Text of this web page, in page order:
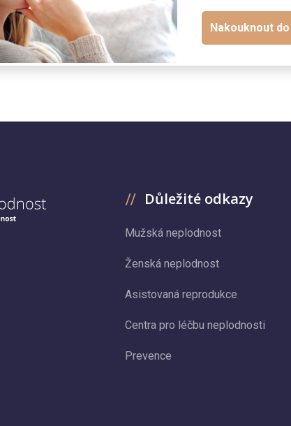
Nakouknout
Důležité odkazy
Mužská neplodnost
Ženská neplodnost
Asistovaná reprodukce
Centra pro léčbu neplodnosti
Prevence